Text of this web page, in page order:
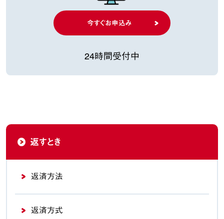
今すぐお申込み
24時間受付中
返すとき
返済方法
返済方式